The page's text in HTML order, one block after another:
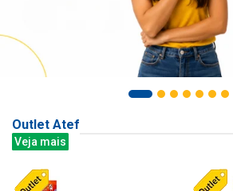
Outlet Atef
Veja mais